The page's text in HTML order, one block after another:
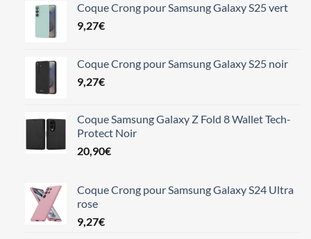
Coque Crong pour Samsung Galaxy S25 vert
9,27€
Coque Crong pour Samsung Galaxy S25 noir
9,27€
Coque Samsung Galaxy Z Fold 8 Wallet Tech-
Protect Noir
20,90€
Coque Crong pour Samsung Galaxy S24 Ultra
rose
9,27€